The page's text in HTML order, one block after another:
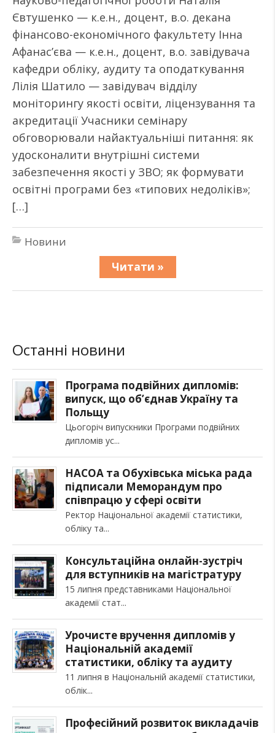
Євтушенко — к.е.н., доцент, в.о. декана
фінансово-економічного факультету Інна
Афанас’єва — к.е.н., доцент, в.о. завідувача
кафедри обліку, аудиту та оподаткування
Лілія Шатило — завідувач відділу
моніторингу якості освіти, ліцензування та
акредитації Учасники семінару
обговорювали найактуальніші питання: як
удосконалити внутрішні системи
забезпечення якості у ЗВО; як формувати
освітні програми без «типових недоліків»;
[…]
Новини
Читати »
Останні новини
Програма подвійних дипломів:
випуск, що об’єднав Україну та
Польщу
Цьогоріч випускники Програми подвійних
дипломів ус
НАСОА та Обухівська міська рада
підписали Меморандум про
співпрацю у сфері освіти
Ректор Національної академії статистики,
обліку та
Консультаційна онлайн-зустріч
для вступників на магістратуру
15 липня представниками Національної
академії стат
Урочисте вручення дипломів у
Національній академії
статистики, обліку та аудиту
11 липня в Національній академії статистики,
облік
Професійний розвиток викладачів